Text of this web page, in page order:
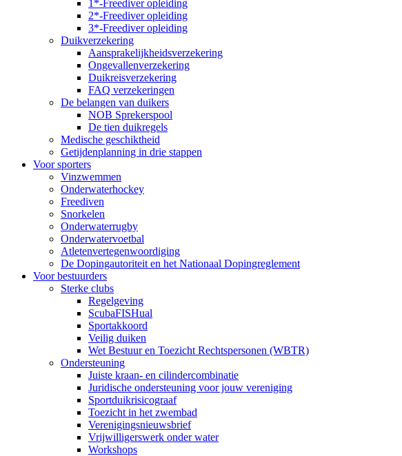
1*-Freediver opleiding
2*-Freediver opleiding
3*-Freediver opleiding
Duikverzekering
Aansprakelijkheidsverzekering
Ongevallenverzekering
Duikreisverzekering
FAQ verzekeringen
De belangen van duikers
NOB Sprekerspool
De tien duikregels
Medische geschiktheid
Getijdenplanning in drie stappen
Voor sporters
Vinzwemmen
Onderwaterhockey
Freediven
Snorkelen
Onderwaterrugby
Onderwatervoetbal
Atletenvertegenwoordiging
De Dopingautoriteit en het Nationaal Dopingreglement
Voor bestuurders
Sterke clubs
Regelgeving
ScubaFISHual
Sportakkoord
Veilig duiken
Wet Bestuur en Toezicht Rechtspersonen (WBTR)
Ondersteuning
Juiste kraan- en cilindercombinatie
Juridische ondersteuning voor jouw vereniging
Sportduikrisicograaf
Toezicht in het zwembad
Verenigingsnieuwsbrief
Vrijwilligerswerk onder water
Workshops